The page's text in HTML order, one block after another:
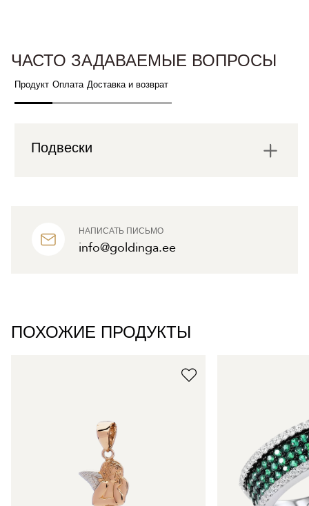
НАПИСАТЬ ПИСЬМО
info@goldinga.ee
ЧАСТО ЗАДАВАЕМЫЕ ВОПРОСЫ
Продукт Оплата Доставка и возврат
Подвески
ПОХОЖИЕ ПРОДУКТЫ